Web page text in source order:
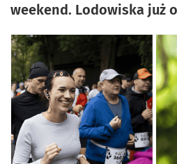
weekend. Lodowiska już